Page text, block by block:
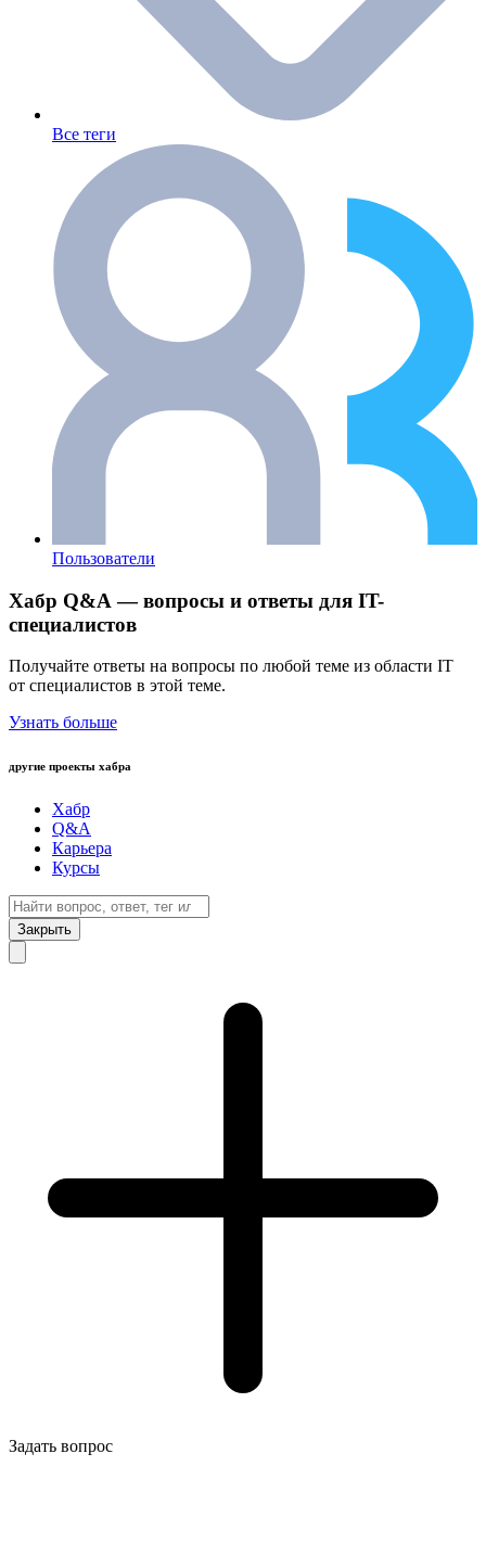
Все теги
Пользователи
Хабр Q&A — вопросы и ответы для IT-
специалистов
Получайте ответы на вопросы по любой теме из области IT
от специалистов в этой теме.
Узнать больше
другие проекты хабра
Хабр
Q&A
Карьера
Курсы
Закрыть
Задать вопрос